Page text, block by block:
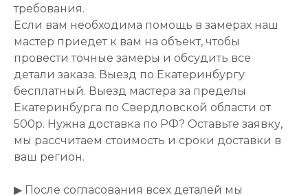
требования.
Если вам необходима помощь в замерах наш
мастер приедет к вам на объект, чтобы
провести точные замеры и обсудить все
детали заказа. Выезд по Екатеринбургу
бесплатный. Выезд мастера за пределы
Екатеринбурга по Свердловской области от
500р. Нужна доставка по РФ? Оставьте заявку,
мы рассчитаем стоимость и сроки доставки в
ваш регион.
▶ После согласования всех деталей мы